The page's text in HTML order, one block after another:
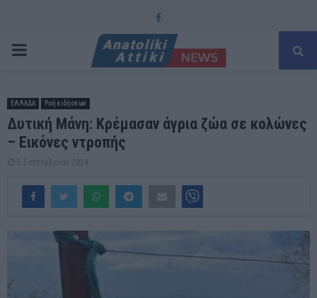
Facebook
PRIMARY
ΕΛΛΑΔΑ Ροή ειδήσεων
Δυτική Μάνη: Κρέμασαν άγρια ζώα σε κολώνες
– Εικόνες ντροπής
5 Σεπτεμβρίου 2024